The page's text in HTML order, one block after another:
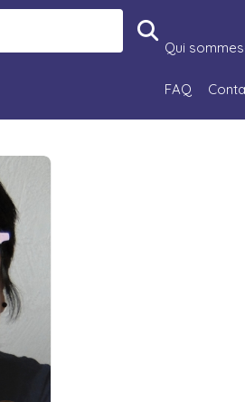
Qui
FAQ